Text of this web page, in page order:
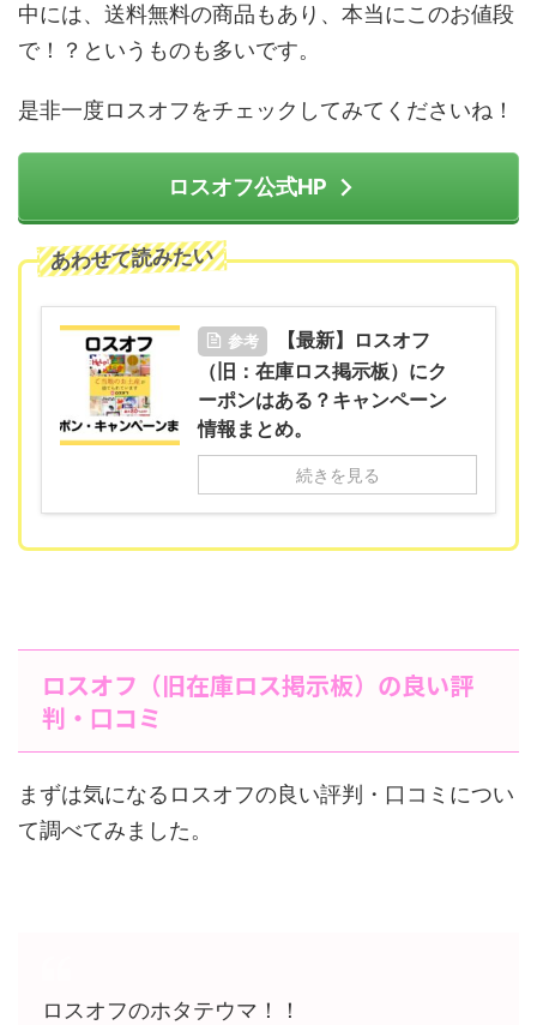
中には、送料無料の商品もあり、本当にこのお値段
で！？というものも多いです。
是非一度ロスオフをチェックしてみてくださいね！
ロスオフ公式HP
あわせて読みたい
参考
【最新】ロスオフ
（旧：在庫ロス掲示板）にク
ーポンはある？キャンペーン
情報まとめ。
続きを見る
ロスオフ（旧在庫ロス掲示板）の良い評
判・口コミ
まずは気になるロスオフの良い評判・口コミについ
て調べてみました。
ロスオフのホタテウマ！！